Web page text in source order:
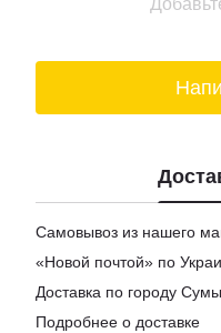
Доставка пиво киев
Купить шоколад в
Подарочные боксы
Самовывоз из нашего
«Новой почтой» по
Доставка по городу
Подробнее о доставке